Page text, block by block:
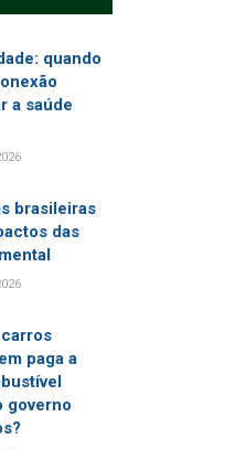
quando
a saúde
brasileiras
das
carros
paga a
governo